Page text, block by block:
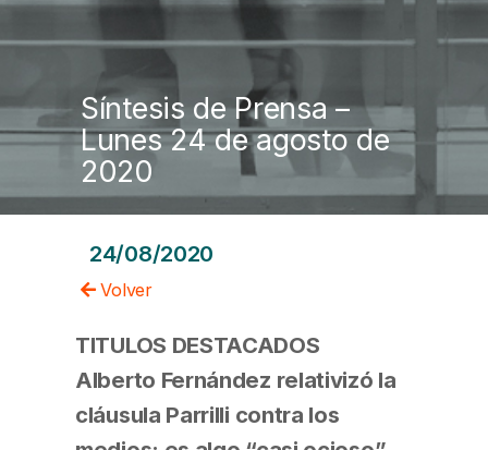
Síntesis de Prensa –
Lunes 24 de agosto de
2020
24/08/2020
Volver
TITULOS DESTACADOS
Alberto Fernández relativizó la
cláusula Parrilli contra los